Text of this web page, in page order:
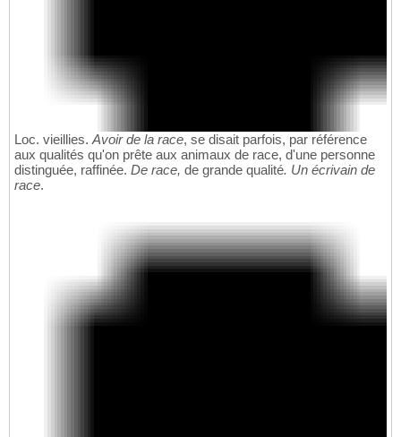
Loc. vieillies. Avoir de la race, se disait parfois, par référence
aux qualités qu'on prête aux animaux de race, d'une personne
distinguée, raffinée. De race, de grande qualité. Un écrivain de
race.